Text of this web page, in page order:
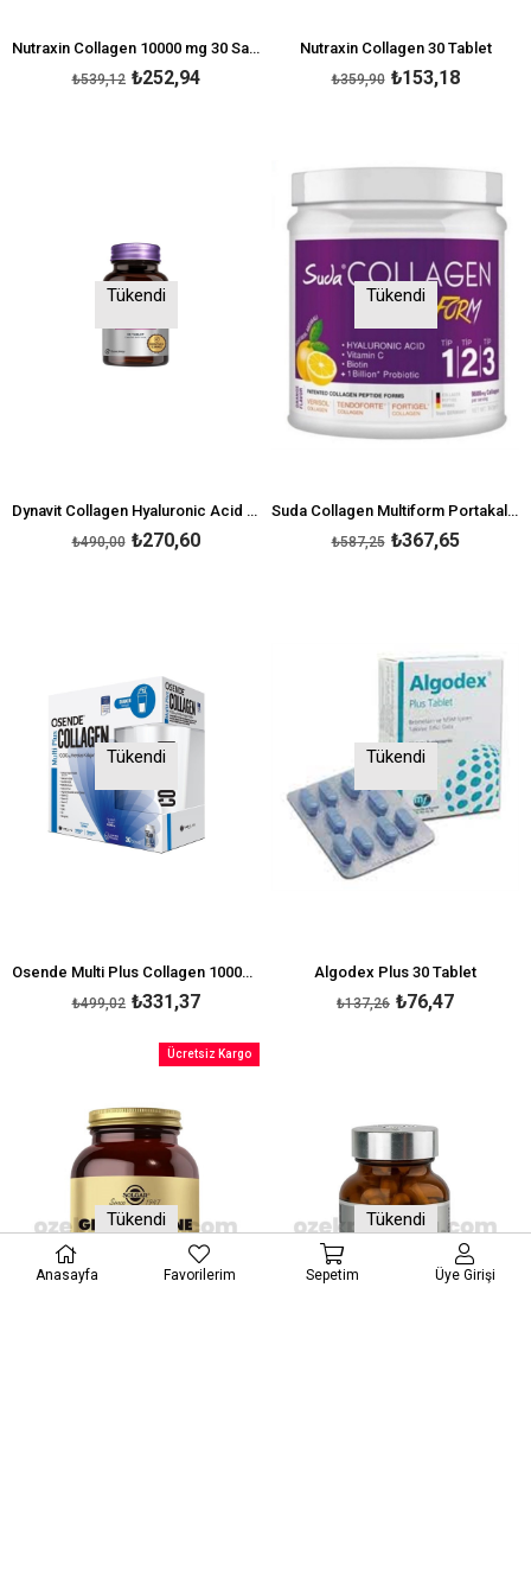
Nutraxin Collagen 10000 mg 30 Saşe Ananas
₺252,94
₺539,12
Nutraxin Collagen 30 Tablet
₺153,18
₺359,90
Tükendi
Dynavit Collagen Hyaluronic Acid 30 Tablet
₺270,60
₺490,00
Tükendi
Suda Collagen Multiform Portakal Aromalı 360 gr
₺367,65
₺587,25
Tükendi
Osende Multi Plus Collagen 10000 mg 30 Saşe
₺331,37
₺499,02
Tükendi
Algodex Plus 30 Tablet
₺76,47
₺137,26
Tükendi
Ücretsiz Kargo
Tükendi
Anasayfa Favorilerim Sepetim Üye Girişi